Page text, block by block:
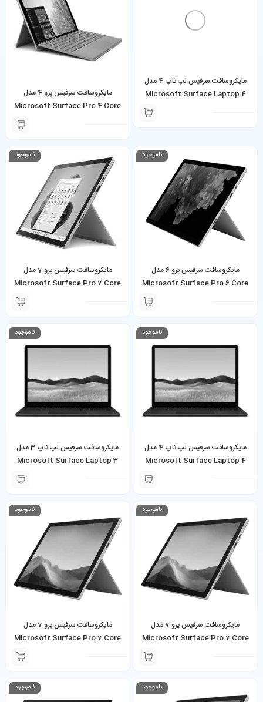
مایکروسافت سرفیس لپ تاپ 4 مدل
Microsoft Surface Laptop 4
Core i7 32GB 512GB SSD 15-
‎مایکروسافت سرفیس پرو 4 مدل
Microsoft Surface Pro 4 Core
i7-6650U 16GB 512GB SSD
ناموجود
مایکروسافت سرفیس پرو 6 مدل
Microsoft Surface Pro 6 Core
i5-8350U 16GB 256GB SSD به
ناموجود
مایکروسافت سرفیس پرو 7 مدل
Microsoft Surface Pro 7 Core
i5-1035G4 8GB 128GB SSD به
ناموجود
مایکروسافت سرفیس لپ تاپ 4 مدل
Microsoft Surface Laptop 4
Ryzen 7 16GB 512GB SSD
ناموجود
مایکروسافت سرفیس لپ تاپ 3 مدل
Microsoft Surface Laptop 3
Core i5-1035G7 8GB 256GB
ناموجود
مایکروسافت سرفیس پرو 7 مدل
Microsoft Surface Pro 7 Core
i7-1065G7 16GB 512GB SSD به
ناموجود
مایکروسافت سرفیس پرو 7 مدل
Microsoft Surface Pro 7 Core
i5-1035G4 8GB 128GB SSD به
ناموجود ناموجود